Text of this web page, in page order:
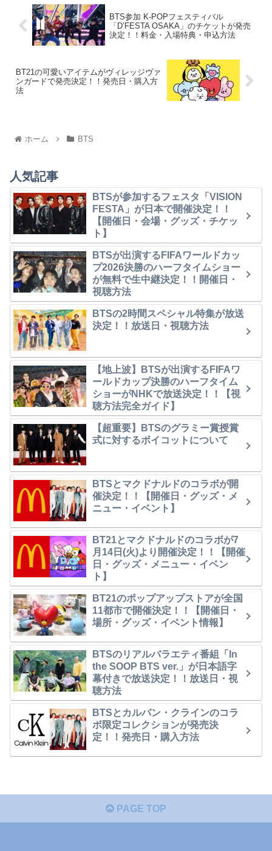
BTS参加 K-POPフェスティバル
「D’FESTA OSAKA」のチケットが発売
決定！！料金・入場特典・申込方法
BT21の可愛いアイテムがヴィレッジヴァ
ンガードで発売決定！！発売日・購入方
法
ホーム BTS
人気記事
BTSが参加するフェスタ「VISION
FESTA」が日本で開催決定！！
【開催日・会場・グッズ・チケッ
ト】
BTSが出演するFIFAワールドカッ
プ2026決勝のハーフタイムショー
が無料で生中継決定！！開催日・
視聴方法
BTSの2時間スペシャル特集が放送
決定！！放送日・視聴方法
【地上波】BTSが出演するFIFAワ
ールドカップ決勝のハーフタイム
ショーがNHKで放送決定！！【視
聴方法完全ガイド】
【超重要】BTSのグラミー賞授賞
式に対するボイコットについて
BTSとマクドナルドのコラボが開
催決定！！【開催日・グッズ・メ
ニュー・イベント】
BT21とマクドナルドのコラボが7
月14日(火)より開催決定！！【開催
日・グッズ・メニュー・イベン
ト】
BT21のポップアップストアが全国
11都市で開催決定！！【開催日・
場所・グッズ・イベント情報】
BTSのリアルバラエティ番組「In
the SOOP BTS ver.」が日本語字
幕付きで放送決定！！放送日・視
聴方法
BTSとカルバン・クラインのコラ
ボ限定コレクションが発売決
定！！発売日・購入方法
PAGE TOP